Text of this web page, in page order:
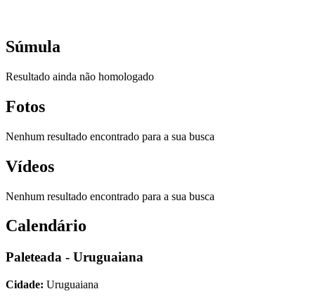
Súmula
Resultado ainda não homologado
Fotos
Nenhum resultado encontrado para a sua busca
Vídeos
Nenhum resultado encontrado para a sua busca
Calendário
Paleteada - Uruguaiana
Cidade: Uruguaiana